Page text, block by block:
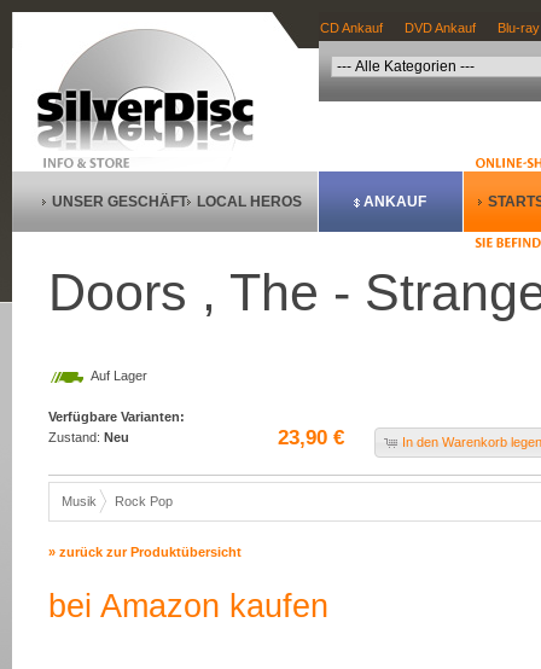
CD Ankauf DVD Ankauf Blu-
UNSER GESCHÄFT LOCAL HEROS ANKAUF
Doors , The -
Auf Lager
Verfügbare Varianten:
Zustand: Neu 23,90 € In den Warenkorb
Musik Rock Pop
» zurück zur Produktübersicht
bei Amazon kaufen